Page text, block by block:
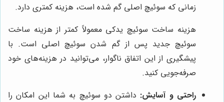
زمانی که سوئیچ اصلی گم شده است، هزینه کمتری دارد.
هزینه ساخت سوئیچ یدکی معمولاً کمتر از هزینه ساخت
سوئیچ جدید پس از گم شدن سوئیچ اصلی است. با
پیشگیری از این اتفاق ناگوار، می‌توانید در هزینه‌های خود
صرفه‌جویی کنید.
راحتی و آسایش: داشتن دو سوئیچ به شما این امکان را